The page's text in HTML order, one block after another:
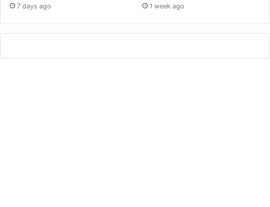
7 days ago 1 week ago